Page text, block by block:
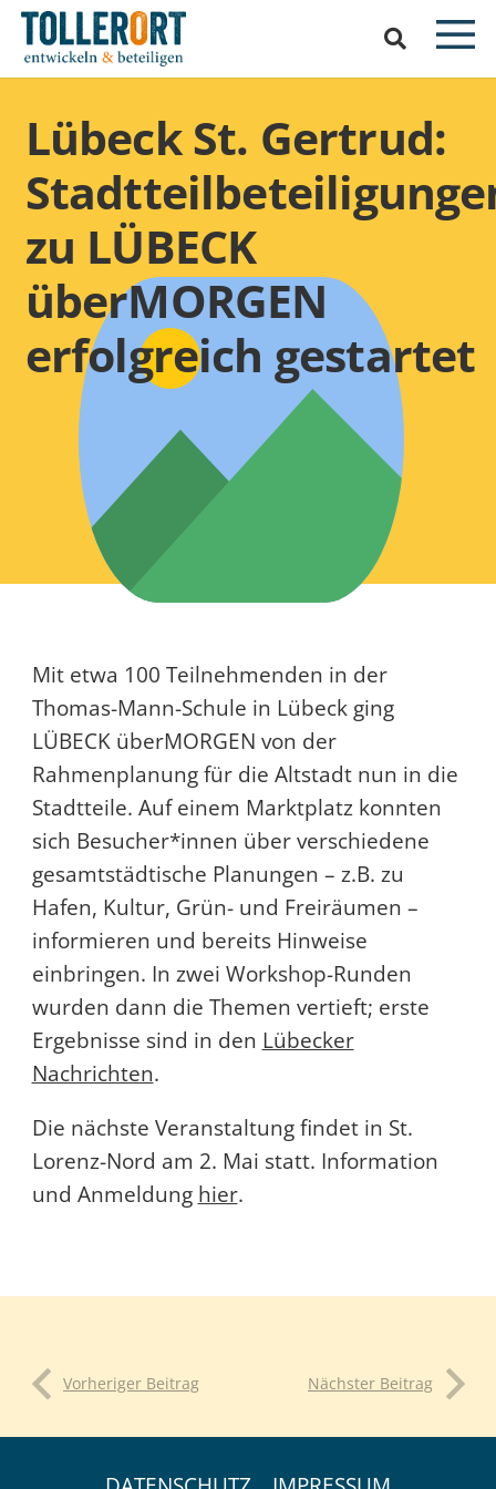
Lübeck St. Gertrud:
zu LÜBECK
überMORGEN
erfolgreich gestartet
Mit etwa 100 Teilnehmenden in der
Thomas-Mann-Schule in Lübeck ging
LÜBECK überMORGEN von der
Rahmenplanung für die Altstadt nun in die
Stadtteile. Auf einem Marktplatz konnten
sich Besucher*innen über verschiedene
gesamtstädtische Planungen – z.B. zu
Hafen, Kultur, Grün- und Freiräumen –
informieren und bereits Hinweise
einbringen. In zwei Workshop-Runden
wurden dann die Themen vertieft; erste
Ergebnisse sind in den Lübecker
Nachrichten.
Die nächste Veranstaltung findet in St.
Lorenz-Nord am 2. Mai statt. Information
und Anmeldung hier.
Vorheriger Beitrag Nächster Beitrag